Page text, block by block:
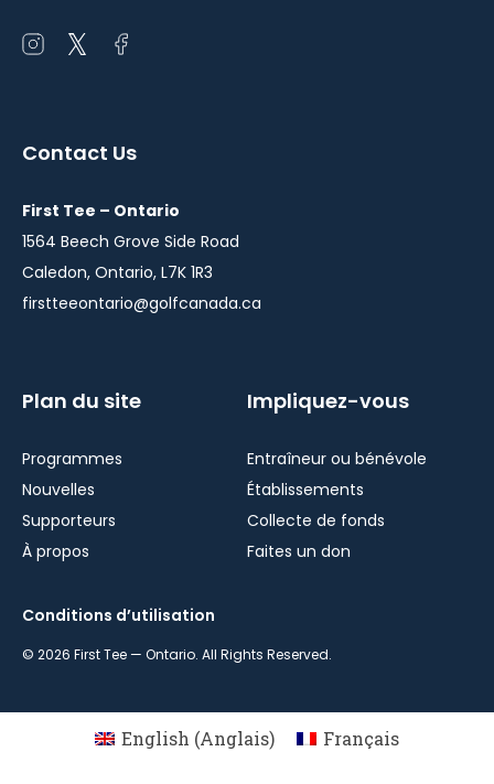
Open
window
Open
window
Open
window
Contact Us
First Tee – Ontario
1564 Beech Grove Side Road
Caledon, Ontario, L7K 1R3
firstteeontario@golfcanada.ca
Plan du site
Programmes
Nouvelles
Supporteurs
À propos
Impliquez-vous
Entraîneur ou bénévole
Établissements
Collecte de fonds
Faites un don
Conditions d’utilisation
© 2026 First Tee — Ontario. All Rights Reserved.
English (Anglais) Français